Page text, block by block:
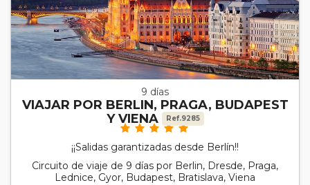
9 días
VIAJAR POR BERLIN, PRAGA, BUDAPEST
Y VIENA
Ref.9285
¡¡Salidas garantizadas desde Berlín!!
Circuito de viaje de 9 días por Berlin, Dresde, Praga,
Lednice, Gyor, Budapest, Bratislava, Viena